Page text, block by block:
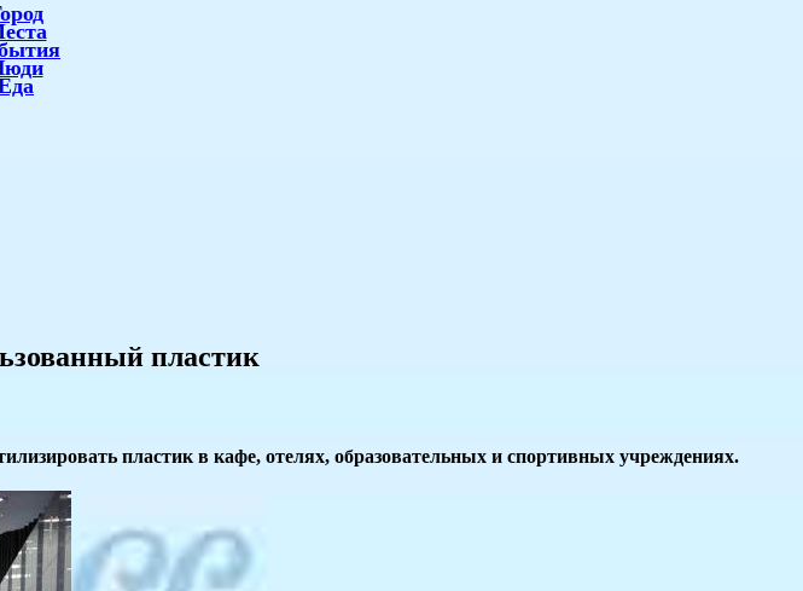
пластик
пластик в кафе, отелях, образовательных и спортивных учреждениях.